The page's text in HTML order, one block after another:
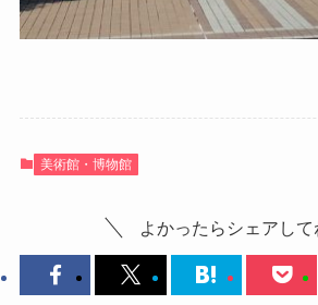
美術館・博物館
よかったらシェアして